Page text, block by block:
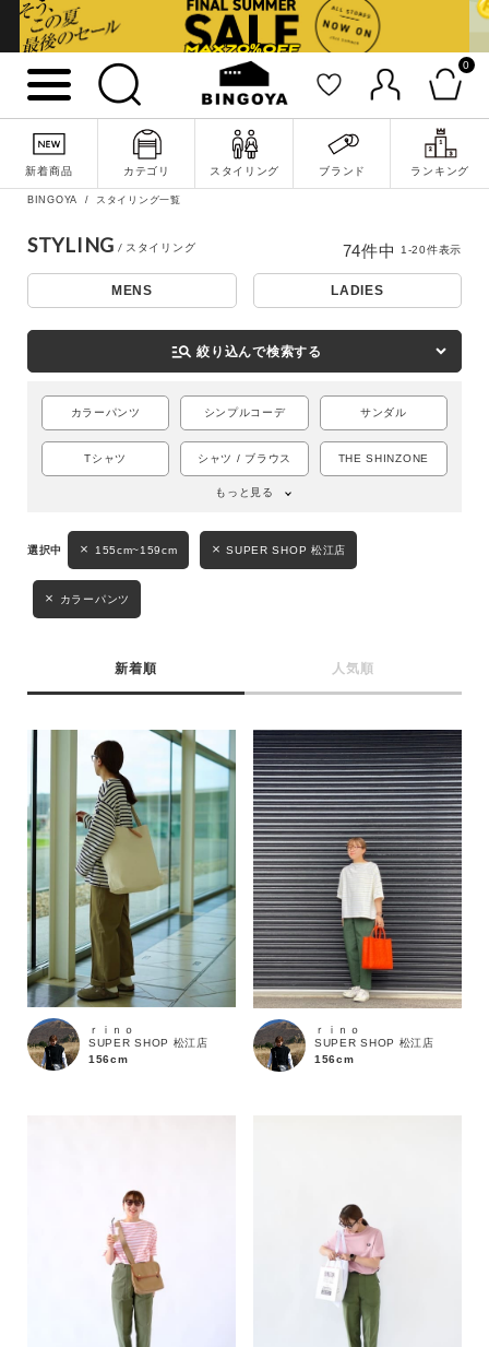
0
新着商品 カテゴリ スタイリング ブランド ランキング
詳細検索
BINGOYA スタイリング一覧
STYLING
MENS LADIES
manage_search 絞り込んで検索する
カラーパンツ シンプルコーデ サンダル
Tシャツ シャツ / ブラウス THE SHINZONE
もっと見る
155cm~159cm SUPER SHOP 松江店
カラーパンツ
新着順 人気順
74件中 1-20件表示
ｒｉｎｏ
SUPER SHOP 松江店
156cm
ｒｉｎｏ
SUPER SHOP 松江店
156cm